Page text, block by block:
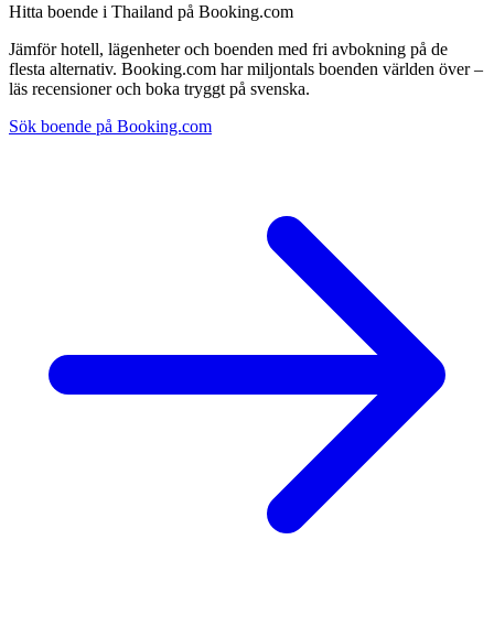
Hitta boende i Thailand på Booking.com
Jämför hotell, lägenheter och boenden med fri avbokning på de
flesta alternativ. Booking.com har miljontals boenden världen över –
läs recensioner och boka tryggt på svenska.
Sök boende på Booking.com